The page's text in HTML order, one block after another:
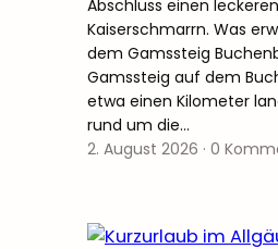
Abschluss einen leckeren
Kaiserschmarrn. Was
dem Gamssteig
Gamssteig auf dem
etwa einen Kilometer
rund um die…
2. August 2026 · 0